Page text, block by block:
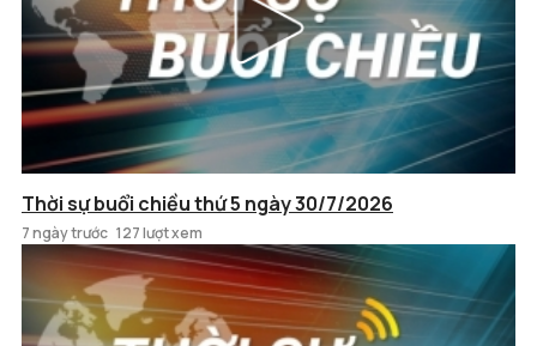
Thời sự buổi chiều thứ 5 ngày 30/7/2026
7 ngày trước 127 lượt xem